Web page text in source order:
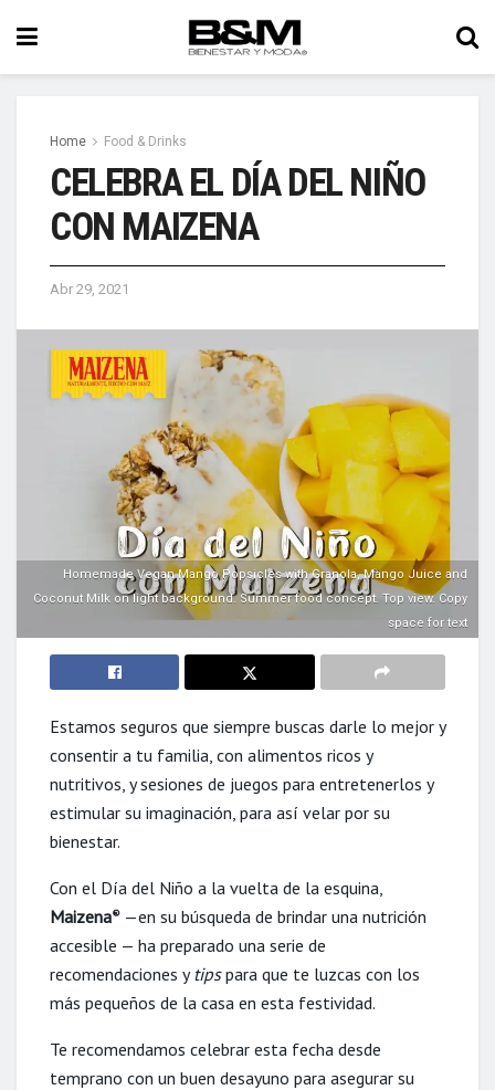
Home Food & Drinks
CELEBRA EL DÍA DEL NIÑO
CON MAIZENA
Abr 29, 2021
Homemade Vegan Mango Popsicles with Granola, Mango Juice and
Coconut Milk on light background. Summer food concept. Top view. Copy
space for text
Estamos seguros que siempre buscas darle lo mejor y
consentir a tu familia, con alimentos ricos y
nutritivos, y sesiones de juegos para entretenerlos y
estimular su imaginación, para así velar por su
bienestar.
Con el Día del Niño a la vuelta de la esquina,
Maizena® —en su búsqueda de brindar una nutrición
accesible — ha preparado una serie de
recomendaciones ytipspara que te luzcas con los
más pequeños de la casa en esta festividad.
Te recomendamos celebrar esta fecha desde
temprano con un buen desayuno para asegurar su